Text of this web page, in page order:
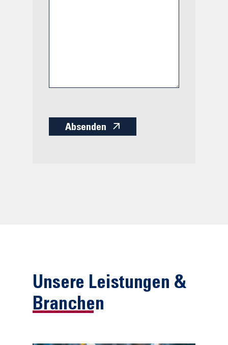
Absenden
Unsere Leistungen &
Branchen